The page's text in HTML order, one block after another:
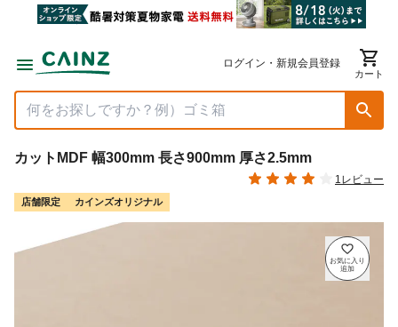
ログイン・新規会員登録
カート
カットMDF 幅300mm 長さ900mm 厚さ2.5mm
1レビュー
店舗限定 カインズオリジナル